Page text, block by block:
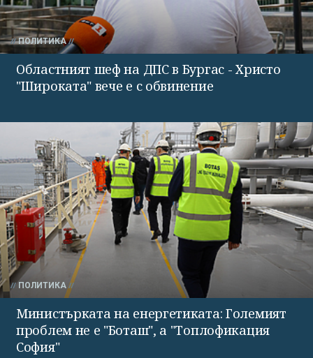
ПОЛИТИКА
Областният шеф на ДПС в Бургас - Христо
"Широката" вече е с обвинение
ПОЛИТИКА
Министърката на енергетиката: Големият
проблем не е "Боташ", а "Топлофикация
София"